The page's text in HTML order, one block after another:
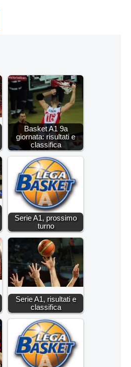
Basket A1 9a
giornata: risultati e
classifica
Serie A1, prossimo
turno
Serie A1, risultati e
classifica